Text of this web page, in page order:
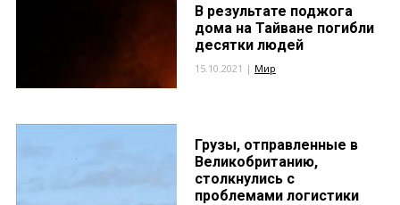
В результате поджога
дома на Тайване погибли
десятки людей
15.10.2021 | Мир
Грузы, отправленные в
Великобританию,
столкнулись с
проблемами логистики